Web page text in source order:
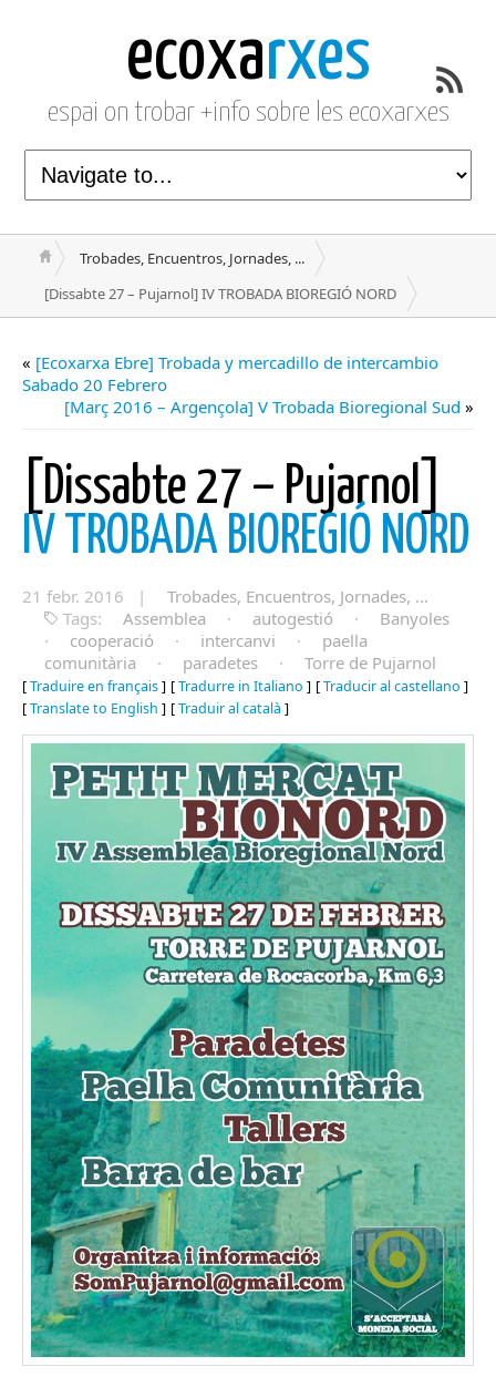
ecoxarxes
espai on trobar +info sobre les ecoxarxes
Trobades, Encuentros, Jornades, ...
[Dissabte 27 – Pujarnol] IV TROBADA BIOREGIÓ NORD
« [Ecoxarxa Ebre] Trobada y mercadillo de intercambio
Sabado 20 Febrero
[Març 2016 – Argençola] V Trobada Bioregional Sud »
[Dissabte 27 – Pujarnol]
IV TROBADA BIOREGIÓ NORD
21 febr. 2016 |
Trobades, Encuentros, Jornades, ...
Tags:
Assemblea · autogestió ·
Banyoles
·
cooperació · intercanvi ·
paella
comunitària
· paradetes · Torre de Pujarnol
[Traduire en français] [Tradurre in Italiano ] [Traducir al castellano ]
[Translate to English ] [Traduir al català ]